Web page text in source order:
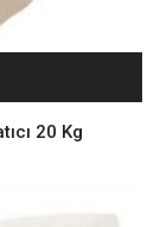
20 Kg